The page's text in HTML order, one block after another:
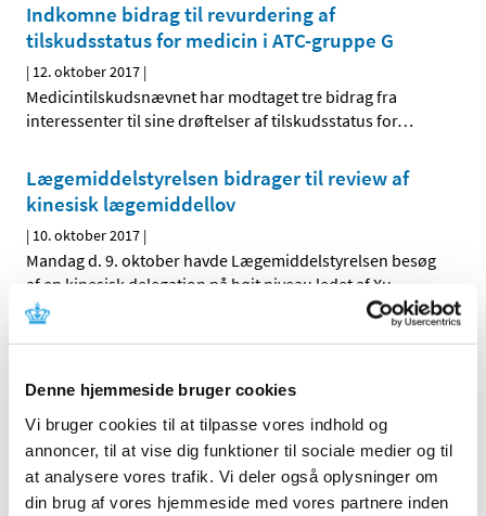
Denne hjemmeside bruger cookies
Vi bruger cookies til at tilpasse vores indhold og
annoncer, til at vise dig funktioner til sociale medier og til
at analysere vores trafik. Vi deler også oplysninger om
din brug af vores hjemmeside med vores partnere inden
Indkomne bidrag til revurdering af
tilskudsstatus for medicin i ATC-gruppe G
| 12. oktober 2017 |
Medicintilskudsnævnet har modtaget tre bidrag fra
interessenter til sine drøftelser af tilskudsstatus for…
Lægemiddelstyrelsen bidrager til review af
kinesisk lægemiddellov
| 10. oktober 2017 |
Mandag d. 9. oktober havde Lægemiddelstyrelsen besøg
af en kinesisk delegation på højt niveau ledet af Xu
Høring om nyt forslag til tilskudsstatus for
|5. oktober 2017|
Medicintilskudsnævnet er fortsat i gang med at revurdere
tilskudsstatus for medicin mod astma og KOL …
Videnskabelig erfaringsopsamling på